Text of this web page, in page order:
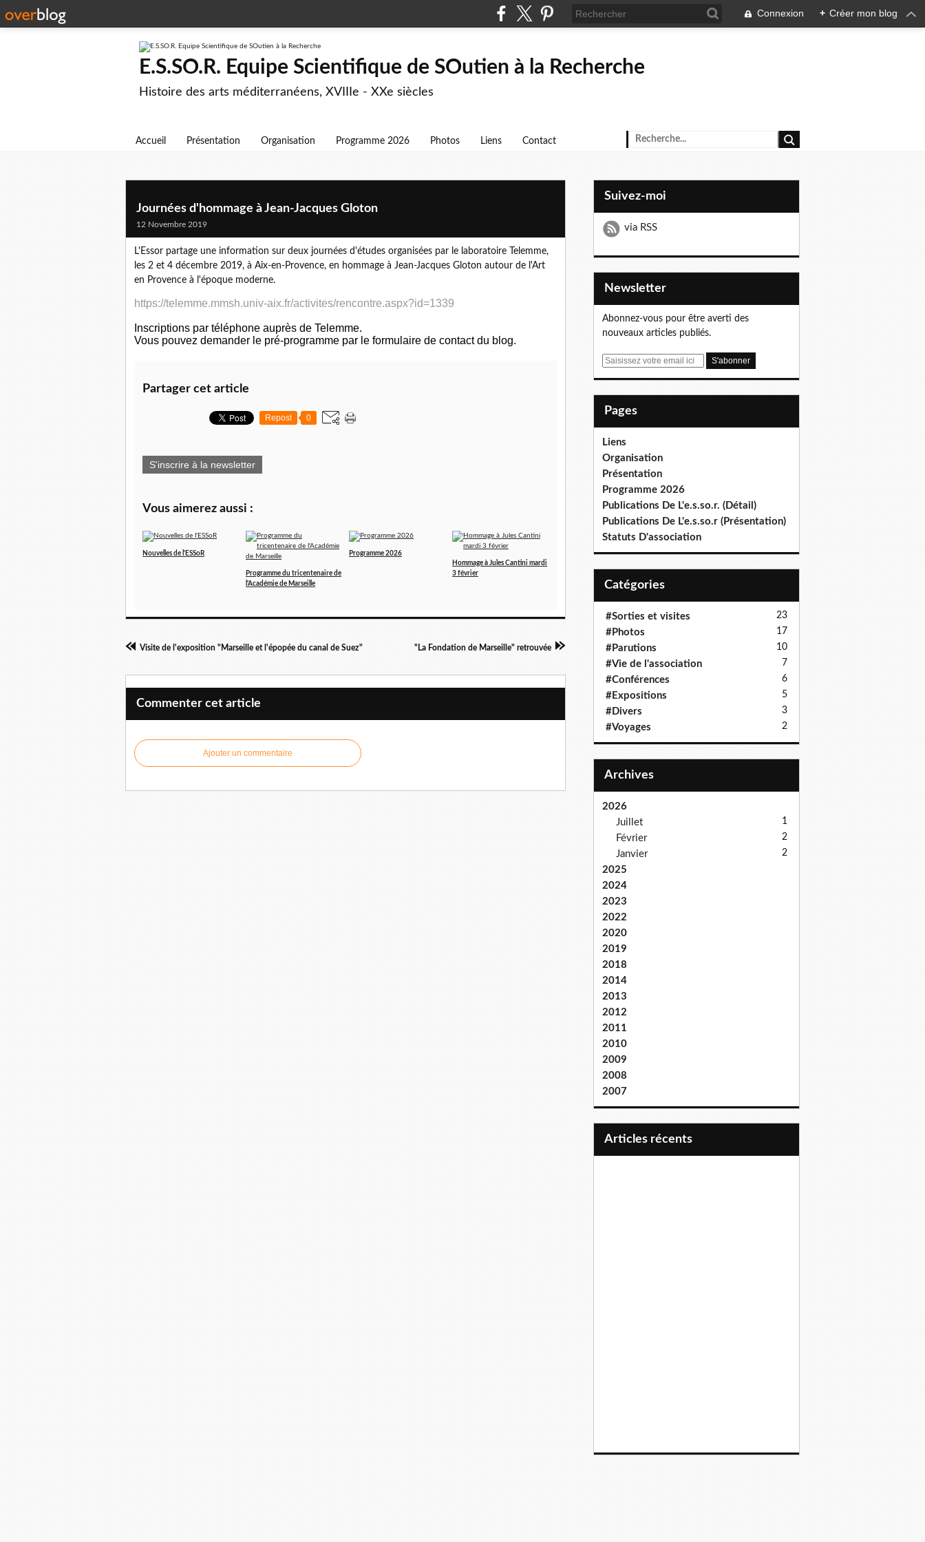
Connexion + Créer mon blog
E.S.SO.R. Equipe Scientifique de SOutien à la Recherche
Histoire des arts méditerranéens, XVIIIe - XXe siècles
Accueil Présentation Organisation Programme 2026 Photos Liens Contact
Journées d'hommage à Jean-Jacques Gloton
12 Novembre 2019
L'Essor partage une information sur deux journées d'études organisées par le laboratoire Telemme,
les 2 et 4 décembre 2019, à Aix-en-Provence, en hommage à Jean-Jacques Gloton autour de l'Art
en Provence à l'époque moderne.
https://telemme.mmsh.univ-aix.fr/activites/rencontre.aspx?id=1339
Inscriptions par téléphone auprès de Telemme.
Vous pouvez demander le pré-programme par le formulaire de contact du blog.
Partager cet article
Repost 0
S'inscrire à la newsletter
Vous aimerez aussi :
Nouvelles de l'ESSoR
Programme du tricentenaire de
l'Académie de Marseille
Programme 2026
Hommage à Jules Cantini mardi
3 février
Visite de l'exposition "Marseille et l'épopée du canal de Suez" "La Fondation de Marseille" retrouvée
Commenter cet article
Ajouter un commentaire
Suivez-moi
via RSS
Newsletter
Abonnez-vous pour être averti des
nouveaux articles publiés.
E
Pages
Liens
Organisation
Présentation
Programme 2026
Publications De L'e.s.so.r. (Détail)
Publications De L'e.s.so.r (Présentation)
Statuts D'association
Catégories
#Sorties et visites 23
#Photos 17
#Parutions 10
#Vie de l'association 7
#Conférences 6
#Expositions 5
#Divers 3
#Voyages 2
Archives
2026
Juillet
1
Février 2
Janvier 2
2025
2024
2023
2022
2020
2019
2018
2014
2013
2012
2011
2010
2009
2008
2007
articles récents